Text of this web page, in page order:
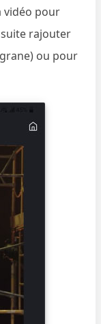
vidéo pour
rajouter
ou pour